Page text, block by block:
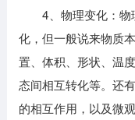
4、物理变化：物
化，但一般说来物质
置、体积、形状、温
态间相互转化等。还
的相互作用，以及微